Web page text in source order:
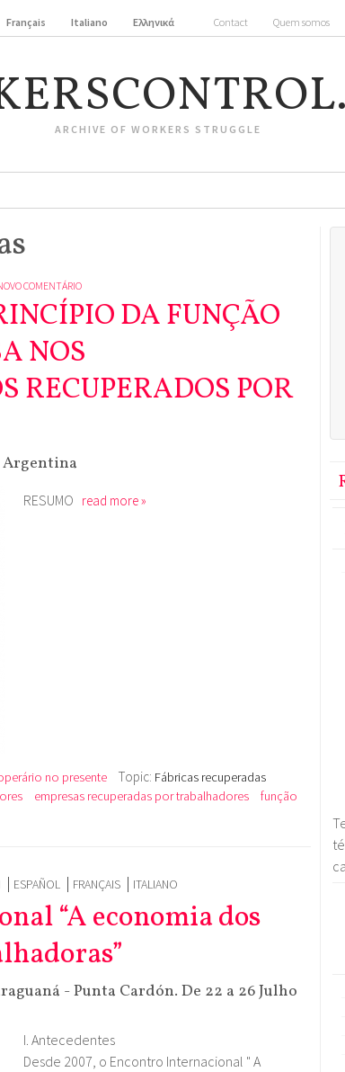
Français Italiano Ελληνικά Contact Quem somos
ARCHIVE OF WORKERS STRUGGLE
COMENTÁRIO
DA FUNÇÃO
NOS
RECUPERADOS POR
Argentina
RESUMO read more »
no presente Topic: Fábricas recuperadas
empresas recuperadas por trabalhadores
função
ESPAÑOL FRANÇAIS ITALIANO
“A economia dos
- Punta Cardón. De 22 a 26 Julho
I. Antecedentes
Desde 2007, o Encontro Internacional " A